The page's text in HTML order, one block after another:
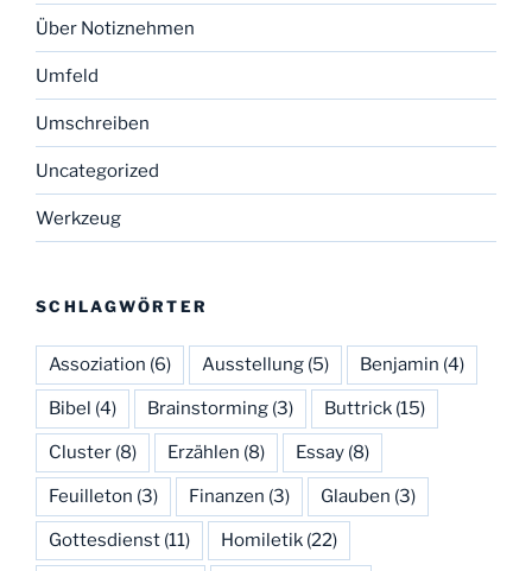
Über Notiznehmen
Umfeld
Umschreiben
Uncategorized
Werkzeug
SCHLAGWÖRTER
Assoziation (6) Ausstellung (5) Benjamin (4)
Bibel (4) Brainstorming (3) Buttrick (15)
Cluster (8) Erzählen (8) Essay (8)
Feuilleton (3) Finanzen (3) Glauben (3)
Gottesdienst (11) Homiletik (22)